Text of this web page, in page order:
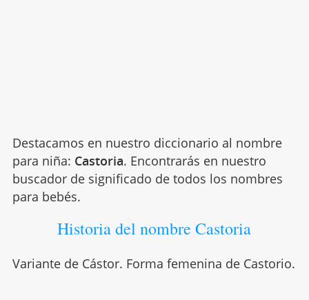
Destacamos en nuestro diccionario al nombre
para niña: Castoria. Encontrarás en nuestro
buscador de significado de todos los nombres
para bebés.
Historia del nombre Castoria
Variante de Cástor. Forma femenina de Castorio.